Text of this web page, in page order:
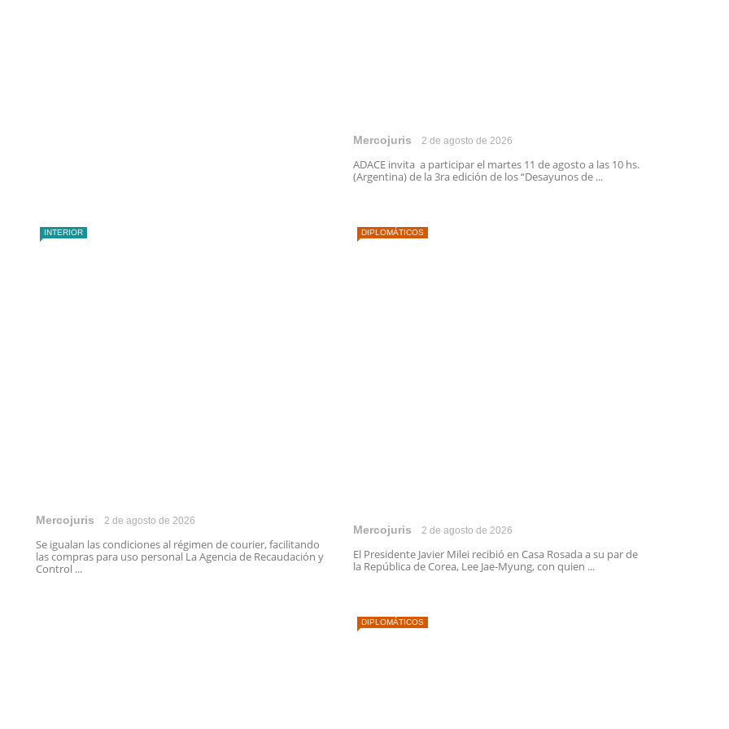
Mercojuris 2 de agosto de 2026
ADACE invita a participar el martes 11 de agosto a las 10 hs.
(Argentina) de la 3ra edición de los “Desayunos de ...
INTERIOR
Mercojuris 2 de agosto de 2026
Se igualan las condiciones al régimen de courier, facilitando
las compras para uso personal La Agencia de Recaudación y
Control ...
DIPLOMÁTICOS
Mercojuris 2 de agosto de 2026
El Presidente Javier Milei recibió en Casa Rosada a su par de
la República de Corea, Lee Jae-Myung, con quien ...
DIPLOMÁTICOS